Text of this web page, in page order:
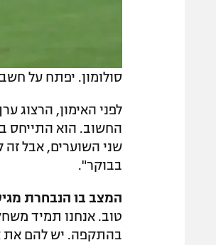
סולומון. יפתח על
לפני האימון, הרצוג
החשוב. הוא התייחס
שני השוערים, אבל
בבוקר".
המצב בו הנבחרת
טוב. אנחנו תמיד
בהתקפה. יש להם את